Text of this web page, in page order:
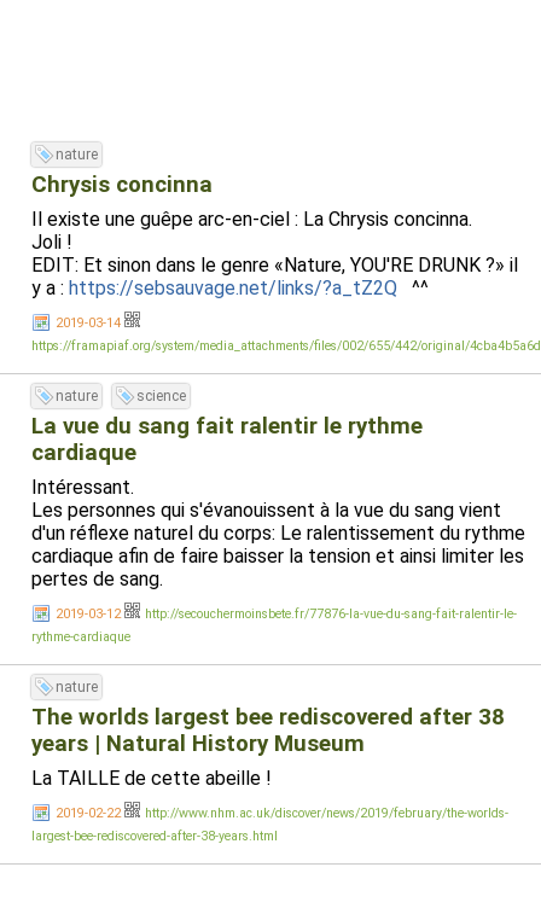
nature
Chrysis concinna
Il existe une guêpe arc-en-ciel : La Chrysis concinna.
Joli !
EDIT: Et sinon dans le genre «Nature, YOU'RE DRUNK ?» il
y a : https://sebsauvage.net/links/?a_tZ2Q ^^
2019-03-14
https://framapiaf.org/system/media_attachments/files/002/655/442/original/
nature science
La vue du sang fait ralentir le rythme
cardiaque
Intéressant.
Les personnes qui s'évanouissent à la vue du sang vient
d'un réflexe naturel du corps: Le ralentissement du rythme
cardiaque afin de faire baisser la tension et ainsi limiter les
pertes de sang.
2019-03-12
http://secouchermoinsbete.fr/77876-la-vue-du-sang-fait-ralentir-le-
rythme-cardiaque
nature
The worlds largest bee rediscovered after 38
years | Natural History Museum
La TAILLE de cette abeille !
2019-02-22
http://www.nhm.ac.uk/discover/news/2019/february/the-worlds-
largest-bee-rediscovered-after-38-years.html